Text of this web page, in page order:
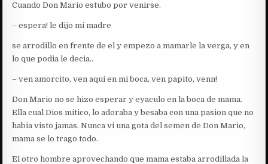
Cuando Don Mario estubo por venirse.
– espera! le dijo mi madre
se arrodillo en frente de el y empezo a mamarle la verga, y en
lo que podia le decia..
– ven amorcito, ven aqui en mi boca, ven papito, venn!
Don Mario no se hizo esperar y eyaculo en la boca de mama.
Ella cual Dios mitico, lo adoraba y besaba con una pasion que no
habia visto jamas. Nunca vi una gota del semen de Don Mario,
mama se lo trago todo.
El otro hombre aprovechando que mama estaba arrodillada la